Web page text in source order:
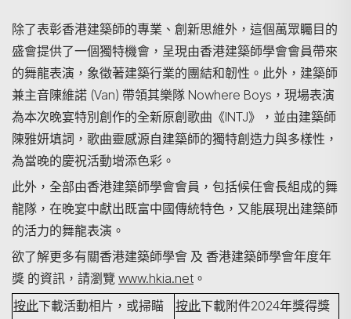
除了表彰香港建築師的專業、創新思維外，這個萬眾矚目的
盛會提供了一個獨特機會，呈現由香港建築師學會會員帶來
的舞龍表演，象徵著建築行業的團結和韌性。此外，建築師
兼主音陳維諾 (Van) 帶領其樂隊 Nowhere Boys，現場表演
為本次晚宴特別創作的全新原創歌曲《INTJ》，並由建築師
陳雅妍填詞，歌曲靈感源自建築師的獨特創造力與多樣性，
為當晚的慶祝活動增添色彩。
此外，全部由香港建築師學會會員，包括候任會長組成的舞
龍隊，在晚宴中獻出既富中國傳統特色，又能展現出建築師
的活力的舞龍表演。
欲了解更多有關香港建築師學會 及 香港建築師學會年度年
獎 的資訊，請瀏覽 www.hkia.net 。
按此下載活動相片，或掃瞄
按此下載附件2024年獎得獎